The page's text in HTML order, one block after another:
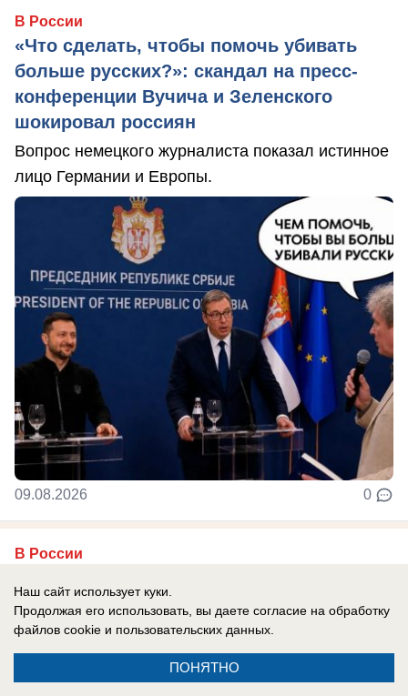
В России
«Что сделать, чтобы помочь убивать
больше русских?»: скандал на пресс-
конференции Вучича и Зеленского
шокировал россиян
Вопрос немецкого журналиста показал истинное
лицо Германии и Европы.
09.08.2026 0
В России
выстрелить себе в колено: Трамп шлет в
Москву «миротворцев» Кушнера и
Уиткоффа, надеясь сбить темп ударов
РФ по Украине
Наш сайт использует куки.
Продолжая его использовать, вы даете согласие на обработку
файлов cookie и пользовательских данных.
ПОНЯТНО